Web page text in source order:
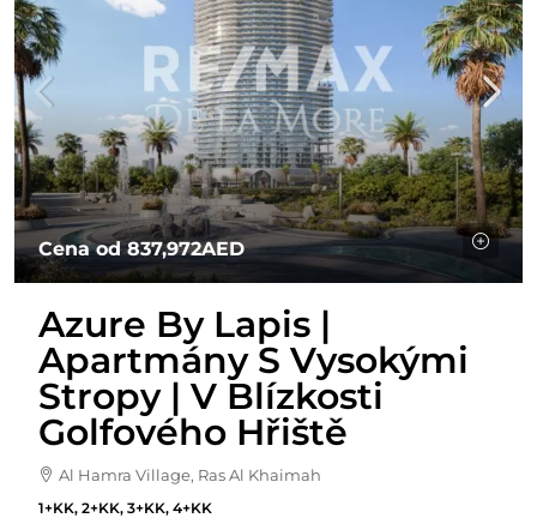
Cena od837,972AED
Azure By Lapis |
Apartmány S Vysokými
Stropy | V Blízkosti
Golfového Hřiště
Al Hamra Village, Ras Al Khaimah
1+KK, 2+KK, 3+KK, 4+KK